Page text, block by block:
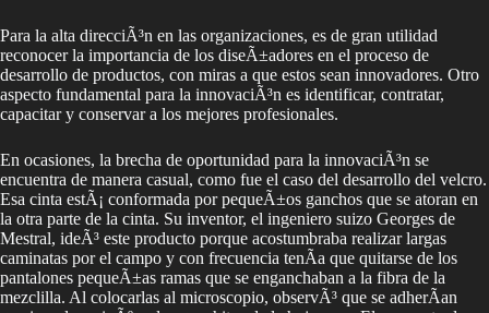
Para la alta direcciÃ³n en las organizaciones, es de gran utilidad
reconocer la importancia de los diseÃ±adores en el proceso de
desarrollo de productos, con miras a que estos sean innovadores. Otro
aspecto fundamental para la innovaciÃ³n es identificar, contratar,
capacitar y conservar a los mejores profesionales.
En ocasiones, la brecha de oportunidad para la innovaciÃ³n se
encuentra de manera casual, como fue el caso del desarrollo del velcro.
Esa cinta estÃ¡ conformada por pequeÃ±os ganchos que se atoran en
la otra parte de la cinta. Su inventor, el ingeniero suizo Georges de
Mestral, ideÃ³ este producto porque acostumbraba realizar largas
caminatas por el campo y con frecuencia tenÃ­a que quitarse de los
pantalones pequeÃ±as ramas que se enganchaban a la fibra de la
mezclilla. Al colocarlas al microscopio, observÃ³ que se adherÃ­an